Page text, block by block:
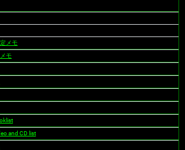
メモ
モ
and CD list